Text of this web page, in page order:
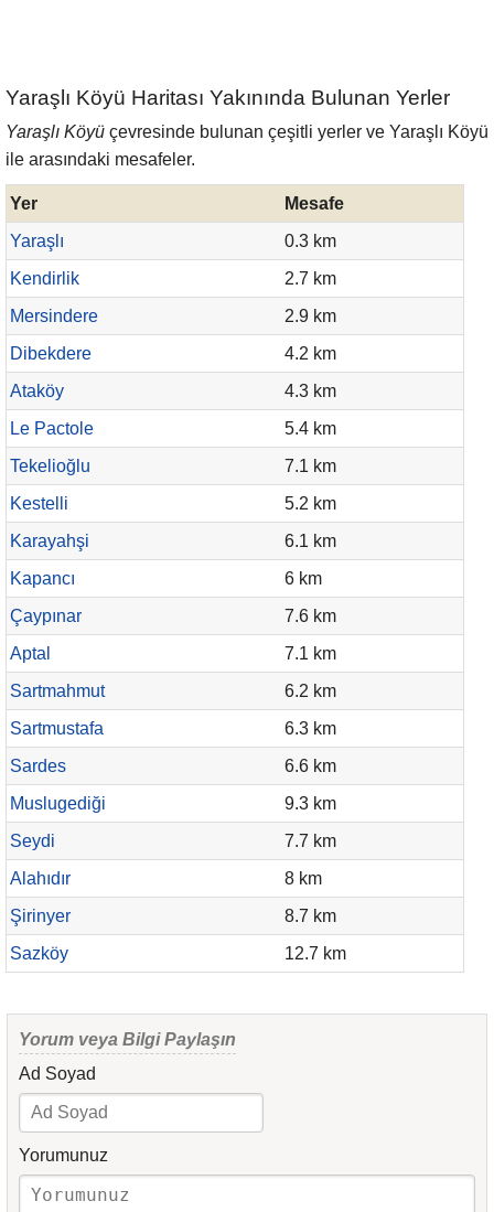
Yaraşlı Köyü Haritası Yakınında Bulunan Yerler
Yaraşlı Köyü çevresinde bulunan çeşitli yerler ve Yaraşlı Köyü
ile arasındaki mesafeler.
Yer
Mesafe
Yaraşlı
0.3 km
Kendirlik
2.7 km
Mersindere
2.9 km
Dibekdere
4.2 km
Ataköy
4.3 km
Le Pactole
5.4 km
Tekelioğlu
7.1 km
Kestelli
5.2 km
Karayahşi
6.1 km
Kapancı
6 km
Çaypınar
7.6 km
Aptal
7.1 km
Sartmahmut
6.2 km
Sartmustafa
6.3 km
Sardes
6.6 km
Muslugediği
9.3 km
Seydi
7.7 km
Alahıdır
8 km
Şirinyer
8.7 km
Sazköy
12.7 km
Yorum veya Bilgi Paylaşın
Ad Soyad
Yorumunuz